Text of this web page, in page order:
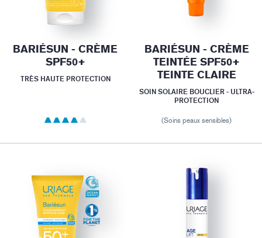
BARIÉSUN - CRÈME
SPF50+
TRÈS HAUTE PROTECTION
BARIÉSUN - CRÈME
TEINTÉE SPF50+
TEINTE CLAIRE
SOIN SOLAIRE BOUCLIER - ULTRA-
PROTECTION
(Soins peaux sensibles)